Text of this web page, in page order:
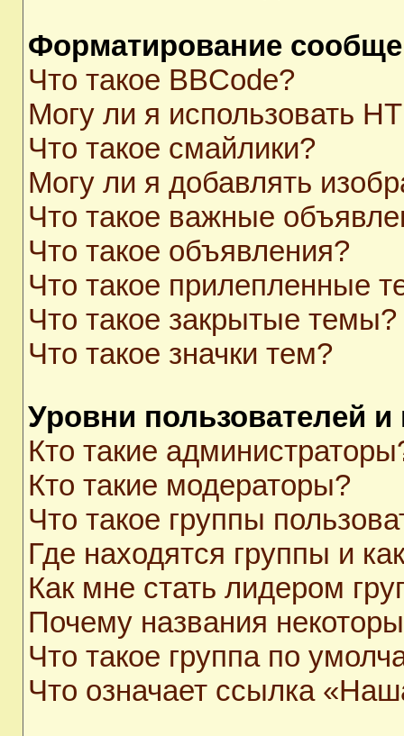
Форматирование
Что такое BBCode?
Могу ли я использовать
Что такое смайлики?
Могу ли я добавлять
Что такое важные
Что такое объявления?
Что такое прилепленные
Что такое закрытые темы?
Что такое значки тем?
Уровни пользователей и
Кто такие
Кто такие модераторы?
Что такое группы
Где находятся группы и
Как мне стать лидером
Почему названия
Что такое группа по
Что означает ссылка